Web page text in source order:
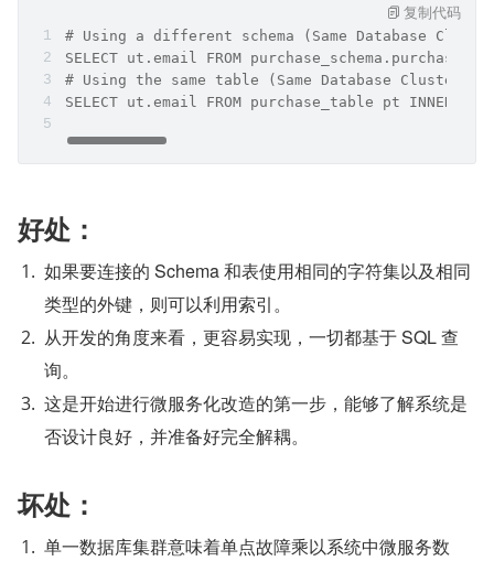
# Using a different schema (Same Database
SELECT ut.email FROM
# Using the same table (Same Database Cluster)
SELECT ut.email FROM purchase_table pt
复制代码
好处：
如果要连接的 Schema 和表使用相同的字符集以及相同
类型的外键，则可以利用索引。
从开发的角度来看，更容易实现，一切都基于 SQL 查
询。
这是开始进行微服务化改造的第一步，能够了解系统是
否设计良好，并准备好完全解耦。
坏处：
单一数据库集群意味着单点故障乘以系统中微服务数